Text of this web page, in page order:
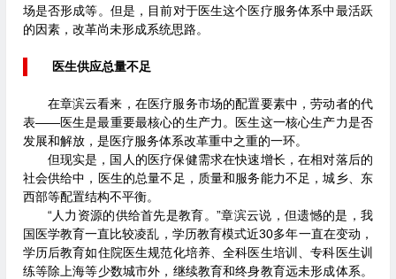
场是否形成等。但是，目前对于医生这个医疗服务体系中最活跃
的因素，改革尚未形成系统思路。
医生供应总量不足
在章滨云看来，在医疗服务市场的配置要素中，劳动者的代
表——医生是最重要最核心的生产力。医生这一核心生产力是否
发展和解放，是医疗服务体系改革重中之重的一环。
但现实是，国人的医疗保健需求在快速增长，在相对落后的
社会供给中，医生的总量不足，质量和服务能力不足，城乡、东
西部等配置结构不平衡。
“人力资源的供给首先是教育。”章滨云说，但遗憾的是，我
国医学教育一直比较凌乱，学历教育模式近30多年一直在变动，
学历后教育如住院医生规范化培养、全科医生培训、专科医生训
练等除上海等少数城市外，继续教育和终身教育远未形成体系。